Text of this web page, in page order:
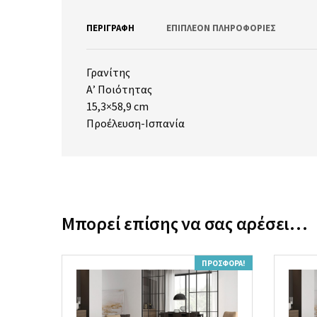
ΠΕΡΙΓΡΑΦΉ ΕΠΙΠΛΈΟΝ ΠΛΗΡΟΦΟΡΊΕΣ
Γρανίτης
Α’ Ποιότητας
15,3×58,9 cm
Προέλευση-Ισπανία
Μπορεί επίσης να σας αρέσει…
ΠΡΟΣΦΟΡΆ!